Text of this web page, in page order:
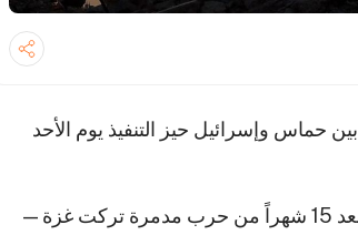
حماس وإسرائيل حيز التنفيذ يوم الأحد
وجاء الاتفاق بوساطة قطر ومصر والولايات المتحدة الأمريكية، بعد 15 شهراً من حرب مدمرة تركت غزة —